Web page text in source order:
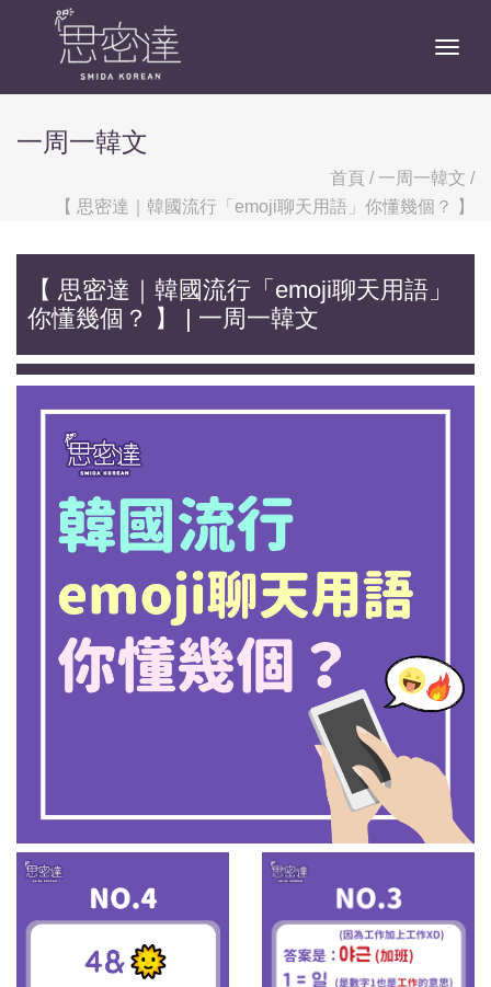
一周一韓文
首頁 / 一周一韓文 /
【 思密達｜韓國流行「emoji聊天用語」你懂幾個？ 】
【 思密達｜韓國流行「emoji聊天用語」
你懂幾個？ 】 | 一周一韓文